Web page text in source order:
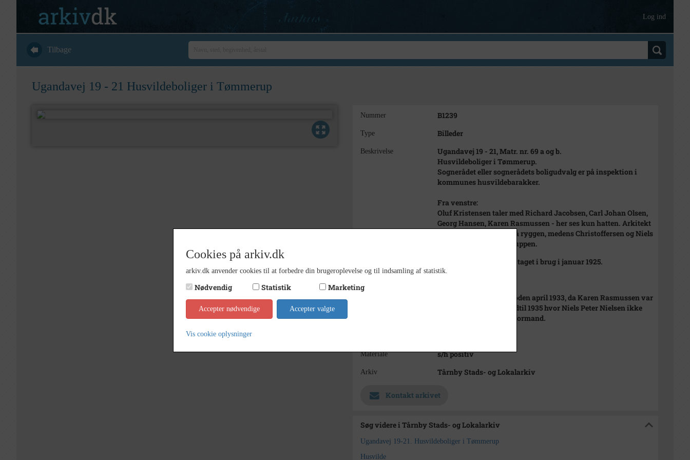
Log ind
Tilbage
Ugandavej 19 - 21 Husvildeboliger i Tømmerup
Nummer B1239
Type Billeder
Beskrivelse
Ugandavej 19 - 21, Matr. nr. 69 a og b.
Husvildeboliger i Tømmerup.
Sognerådet eller sognerådets boligudvalg er på inspektion i
kommunes husvildebarakker.
Fra venstre:
Oluf Kristensen taler med Richard Jacobsen, Carl Johan Olsen,
Georg Hansen, Karen Rasmussen - her ses kun hatten. Arkitekt
Brix folder hænderne på ryggen, medens Christoffersen og Niels
Peter Nielsen slutter gruppen.
De første barakker blev taget i brug i januar 1925.
Må ligge inden for perioden april 1933, da Karen Rasmussen var
med i sognerådet, og indtil 1935 hvor Niels Peter Nielsen ikke
længere var sognerådsformand.
Materiale s/h positiv
Arkiv Tårnby Stads- og Lokalarkiv
Kontakt arkivet
Søg videre i Tårnby Stads- og Lokalarkiv
Ugandavej 19-21. Husvildeboliger i Tømmerup
Husvilde
Cookies på arkiv.dk
arkiv.dk anvender cookies til at forbedre din brugeroplevelse og til indsamling af statistik.
Nødvendig Statistik Marketing
Accepter nødvendige Accepter valgte
Vis cookie oplysninger